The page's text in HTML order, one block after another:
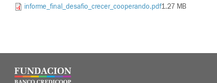
informe_final_desafio_crecer_cooperando.pdf1.27 MB